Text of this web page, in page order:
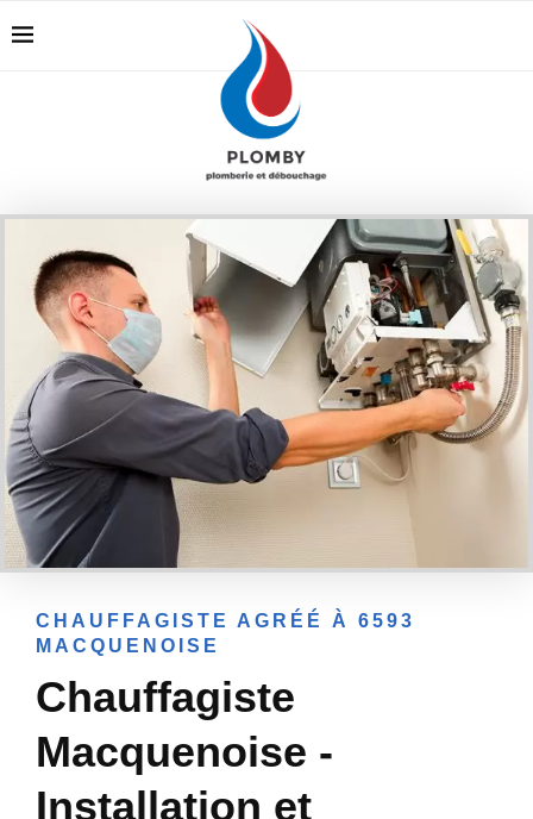
CHAUFFAGISTE AGRÉÉ À 6593
MACQUENOISE
Chauffagiste
Macquenoise -
Installation et